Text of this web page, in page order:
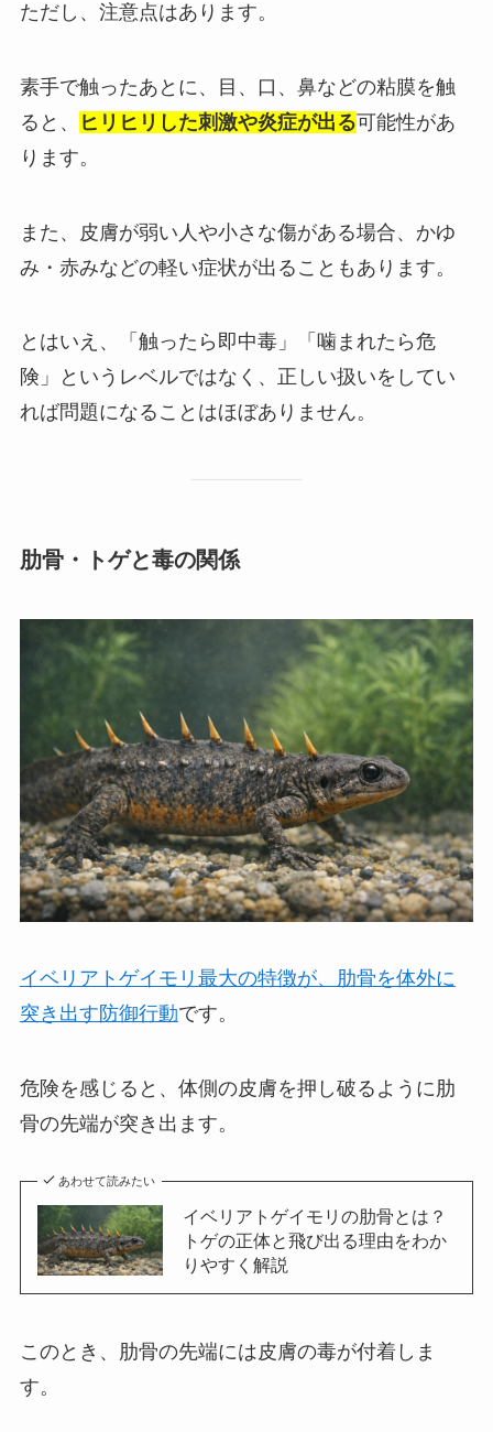
ただし、注意点はあります。
素手で触ったあとに、目、口、鼻などの粘膜を触
ると、
ヒリヒリした刺激や炎症が出る可能性があ
ります。
また、皮膚が弱い人や小さな傷がある場合、かゆ
み・赤みなどの軽い症状が出ることもあります。
とはいえ、「触ったら即中毒」「噛まれたら危
険」というレベルではなく、正しい扱いをしてい
れば問題になることはほぼありません。
肋骨・トゲと毒の関係
イベリアトゲイモリ最大の特徴が、肋骨を体外に
突き出す防御行動です。
危険を感じると、体側の皮膚を押し破るように肋
骨の先端が突き出ます。
あわせて読みたい
イベリアトゲイモリの肋骨とは？
トゲの正体と飛び出る理由をわか
りやすく解説
このとき、肋骨の先端には皮膚の毒が付着しま
す。